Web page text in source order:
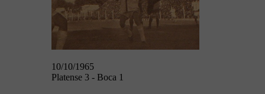
10/10/1965
Platense 3 - Boca 1